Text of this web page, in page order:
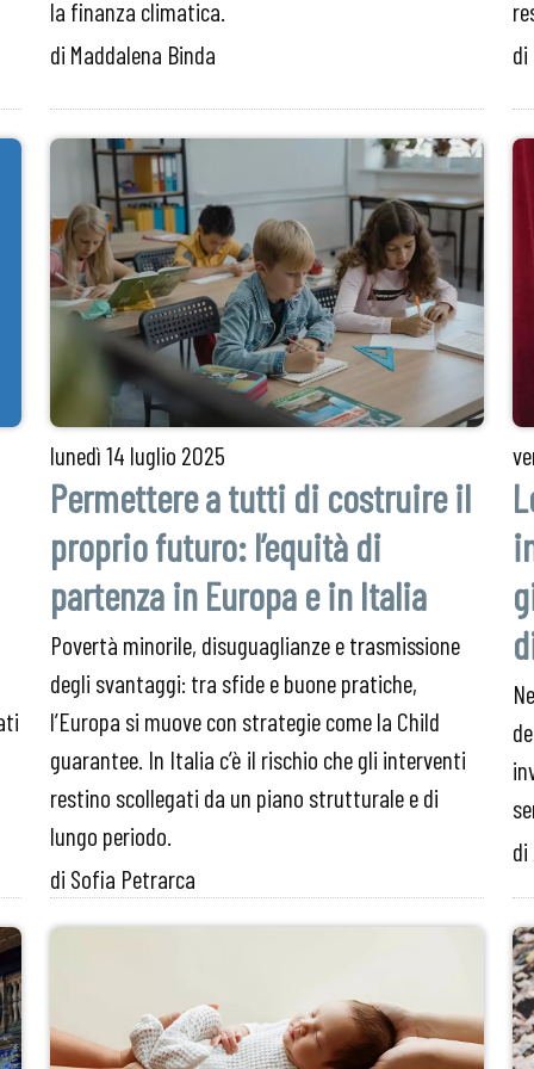
la finanza climatica.
di Maddalena Binda
lunedì14 luglio 2025
Permettere a tutti di costruire il
proprio futuro: l’equità di
partenza in Europa e in Italia
Povertà minorile, disuguaglianze e trasmissione
degli svantaggi: tra sfide e buone pratiche,
l’Europa si muove con strategie come la Child
guarantee. In Italia c’è il rischio che gli interventi
restino scollegati da un piano strutturale e di
lungo periodo.
di Sofia Petrarca
di